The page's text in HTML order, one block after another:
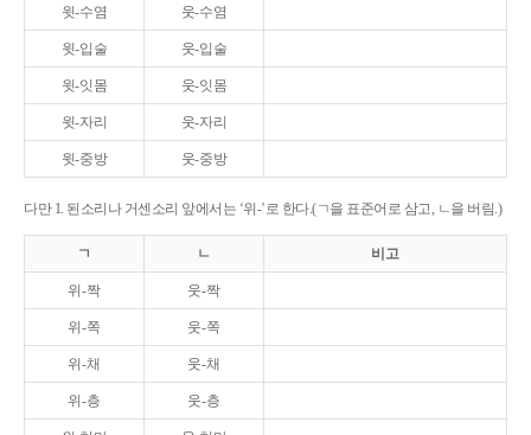
윗-수염 웃-수염
윗-입술 웃-입술
윗-잇몸 웃-잇몸
윗-자리 웃-자리
윗-중방 웃-중방
다만 1. 된소리나 거센소리 앞에서는 ‘위-’로 한다.(ㄱ을 표준어로 삼고, ㄴ을 버림.)
ㄱ ㄴ 비고
위-짝 웃-짝
위-쪽 웃-쪽
위-채 웃-채
위-층 웃-층